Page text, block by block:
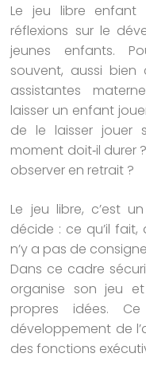
Le jeu libre enfant
réflexions sur le
jeunes enfants.
souvent, aussi
assistantes
laisser un enfant
de le laisser jouer
moment doit‑il durer
observer en retrait ?
Le jeu libre, c’est
décide : ce qu’il fait,
n’y a pas de
Dans ce cadre
organise son jeu
propres idées.
développement de
des fonctions